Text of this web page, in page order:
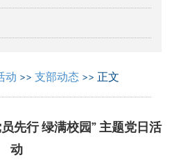
动 >> 支部动态 >> 正文
先行 绿满校园” 主题党日活
动